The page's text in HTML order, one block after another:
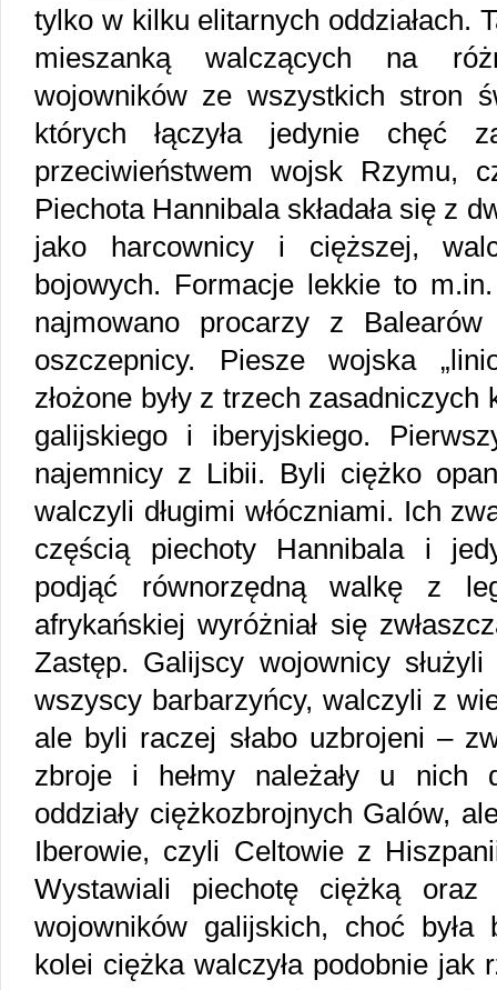
tylko w kilku elitarnych oddziałach.
mieszanką walczących na
wojowników ze wszystkich stron
których łączyła jedynie chęć
przeciwieństwem wojsk Rzymu,
Piechota Hannibala składała się z
jako harcownicy i cięższej,
bojowych. Formacje lekkie to
najmowano procarzy z
oszczepnicy. Piesze wojska
złożone były z trzech
galijskiego i iberyjskiego.
najemnicy z Libii. Byli ciężko
walczyli długimi włóczniami. Ich
częścią piechoty Hannibala i
podjąć równorzędną walkę z
afrykańskiej wyróżniał się
Zastęp. Galijscy wojownicy
wszyscy barbarzyńcy, walczyli z
ale byli raczej słabo uzbrojeni –
zbroje i hełmy należały u nich
oddziały ciężkozbrojnych Galów,
Iberowie, czyli Celtowie z
Wystawiali piechotę ciężką oraz
wojowników galijskich, choć była
kolei ciężka walczyła podobnie jak